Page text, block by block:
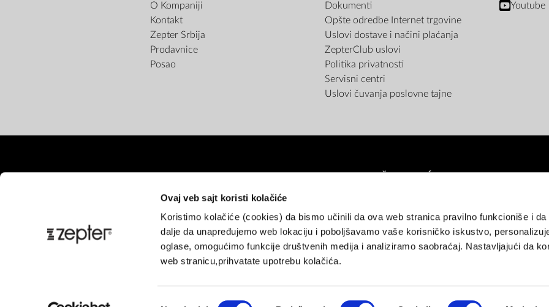
Ovaj veb sajt koristi kolačiće
Koristimo kolačiće (cookies) da bismo učinili da ova web stranica pravilno funkcioniše i da
dalje da unapređujemo web lokaciju i poboljšavamo vaše korisničko iskustvo,
oglase, omogućimo funkcije društvenih medija i analiziramo saobraćaj. Nastavljajući da
web stranicu,prihvatate upotrebu kolačića.
O Kompaniji
Kontakt
Zepter Srbija
Prodavnice
Posao
Dokumenti
Opšte odredbe Internet trgovine
Uslovi dostave i načini plaćanja
ZepterClub uslovi
Politika privatnosti
Servisni centri
Uslovi čuvanja poslovne tajne
Youtube
Platne kartice (do 12 rata bez kamate)PouzećemGotovinaRate